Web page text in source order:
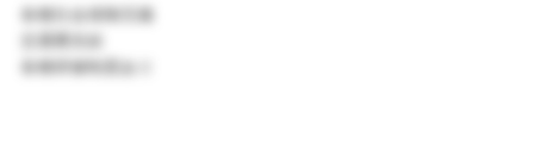
各種社会保険完備
交通費支給
各種研修制度あり